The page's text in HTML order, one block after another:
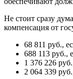
Не стоит сразу
компенсация от
68 811 руб.,
688 113 руб.,
1 376 226
2 064 339